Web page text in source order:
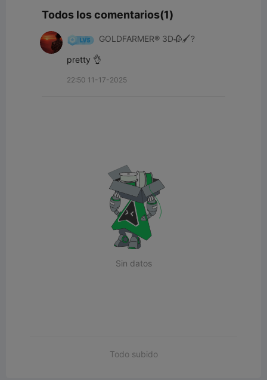
Todos los comentarios(1)
GOLDFARMER® 3D🥀🖌️?
pretty 👌
22:50 11-17-2025
Sin datos
Todo subido